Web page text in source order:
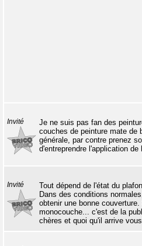
Invité
Je ne suis pas fan des
couches de peinture mate de
générale, par contre prenez
d'entreprendre l'application de
Invité
Tout dépend de l'état du
Dans des conditions
obtenir une bonne
monocouche... c'est de la
chères et quoi qu'il arrive